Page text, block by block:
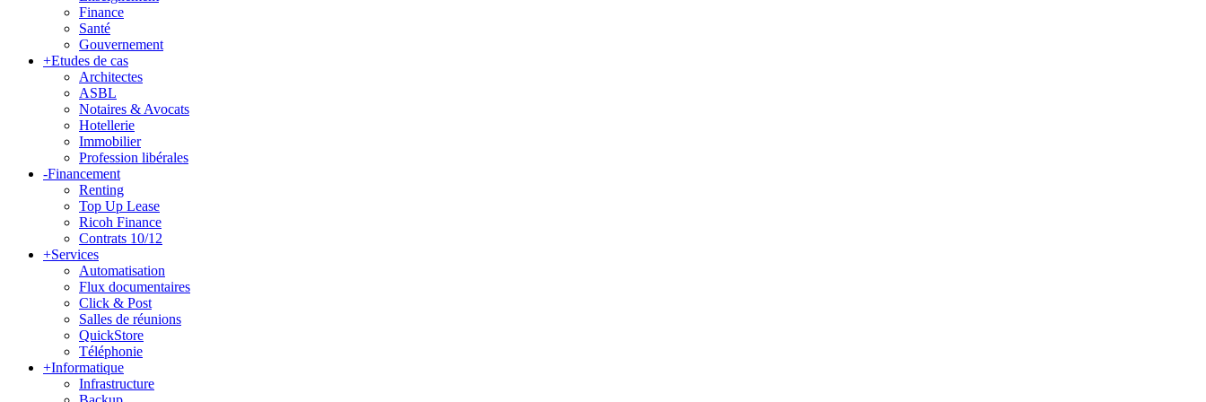
Finance
Santé
Gouvernement
+Etudes de cas
Architectes
ASBL
Notaires & Avocats
Hotellerie
Immobilier
Profession libérales
-Financement
Renting
Top Up Lease
Ricoh Finance
Contrats 10/12
+Services
Automatisation
Flux documentaires
Click & Post
Salles de réunions
QuickStore
Téléphonie
+Informatique
Infrastructure